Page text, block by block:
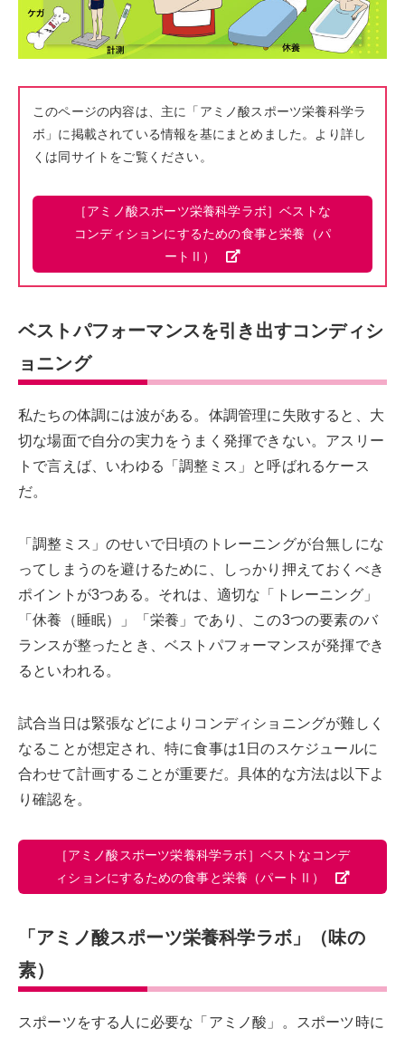
このページの内容は、主に「アミノ酸スポーツ栄養科学ラ
ボ」に掲載されている情報を基にまとめました。より詳し
くは同サイトをご覧ください。
［アミノ酸スポーツ栄養科学ラボ］ベストな
コンディションにするための食事と栄養（パ
ートⅡ）
ベストパフォーマンスを引き出すコンディシ
ョニング
私たちの体調には波がある。体調管理に失敗すると、大
切な場面で自分の実力をうまく発揮できない。アスリー
トで言えば、いわゆる「調整ミス」と呼ばれるケース
だ。
「調整ミス」のせいで日頃のトレーニングが台無しにな
ってしまうのを避けるために、しっかり押えておくべき
ポイントが3つある。それは、適切な「トレーニング」
「休養（睡眠）」「栄養」であり、この3つの要素のバ
ランスが整ったとき、ベストパフォーマンスが発揮でき
るといわれる。
試合当日は緊張などによりコンディショニングが難しく
なることが想定され、特に食事は1日のスケジュールに
合わせて計画することが重要だ。具体的な方法は以下よ
り確認を。
［アミノ酸スポーツ栄養科学ラボ］ベストなコンデ
ィションにするための食事と栄養（パートⅡ）
「アミノ酸スポーツ栄養科学ラボ」（味の
素）
スポーツをする人に必要な「アミノ酸」。スポーツ時に